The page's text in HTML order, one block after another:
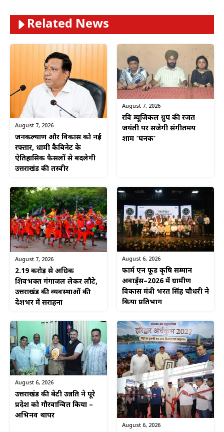
Related News
August 7, 2026
जनकल्याण और विकास को नई
रफ्तार, धामी कैबिनेट के
ऐतिहासिक फैसलों से बदलेगी
उत्तराखंड की तस्वीर
August 7, 2026
रवि म्यूजिकल ग्रुप की रजत
जयंती पर सजेगी संगीतमय
शाम ‘घनक’
August 7, 2026
2.19 करोड़ से अधिक
शिवभक्त गंगाजल लेकर लौटे,
उत्तराखंड की व्यवस्थाओं की
देशभर में सराहना
August 6, 2026
फार्म एन फूड कृषि सम्मान
अवार्ड्स–2026 में ग्रामीण
विकास मंत्री भरत सिंह चौधरी ने
किया प्रतिभाग
August 6, 2026
उत्तराखंड की बेटी उन्नति ने पूरे
प्रदेश को गौरवान्वित किया –
अभिनव थापर
August 6, 2026